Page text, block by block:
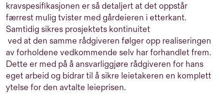
kravspesifikasjonen er så detaljert at det oppstår
færrest mulig tvister med gårdeieren i etterkant.
Samtidig sikres prosjektets kontinuitet
ved at den samme rådgiveren følger opp realiseringen
av forholdene vedkommende selv har forhandlet frem.
Dette er med på å ansvarliggjøre rådgiveren for hans
eget arbeid og bidrar til å sikre leietakeren en komplett
ytelse for den avtalte leieprisen.